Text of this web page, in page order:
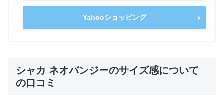
Yahooショッピング
シャカ ネオバンジーのサイズ感について
の口コミ